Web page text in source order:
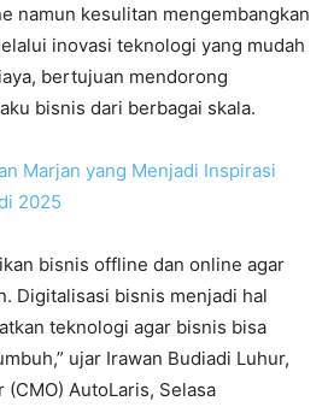
namun kesulitan mengembangkan
inovasi teknologi yang mudah
bertujuan mendorong
bisnis dari berbagai skala.
Marjan yang Menjadi Inspirasi
2025
bisnis offline dan online agar
Digitalisasi bisnis menjadi hal
teknologi agar bisnis bisa
ujar Irawan Budiadi Luhur,
AutoLaris, Selasa